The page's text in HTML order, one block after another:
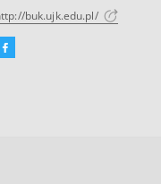
buk.ujk.edu.pl/
Facebook